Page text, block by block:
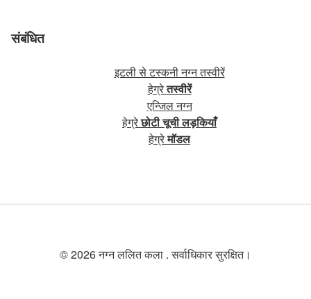
संबंधित
इटली से टस्कनी नग्न तस्वीरें
हेग्रेतस्वीरें
एन्जिल नग्न
हेग्रेछोटी चूची लड़कियाँ
हेग्रेमॉडल
© 2026 नग्न ललित कला . सर्वाधिकार सुरक्षित।